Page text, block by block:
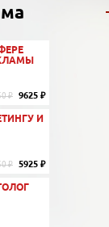
₽ 9625 ₽
И
₽ 5925 ₽